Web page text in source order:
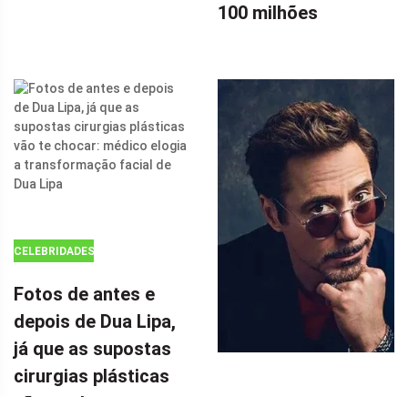
THERON,
DA DC EM 'THE
FLASH' COM
SEU FILME DE
AÇÃO DE $ 100
MILHÕES POR
100 milhões
CELEBRIDADES
Fotos de antes e
depois de Dua Lipa,
já que as supostas
cirurgias plásticas